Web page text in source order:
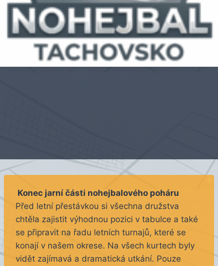
Konec jarní části nohejbalového poháru
Před letní přestávkou si všechna družstva
chtěla zajistit výhodnou pozici v tabulce a také
se připravit na řadu letních turnajů, které se
konají v našem okrese. Na všech kurtech byly
vidět zajímavá a dramatická utkání. Pouze